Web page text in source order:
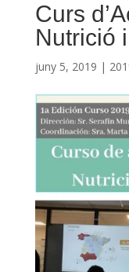
Curs
Nutrició
juny 5, 2019 |